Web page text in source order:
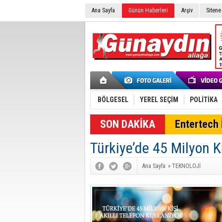
Ana Sayfa Günün Haberleri Arşiv
BÖLGESEL YEREL SEÇİM POLİTİKA
SON DAKİKA Entertech
Türkiye’de 45 Milyon
Ana Sayfa » TEKNOLOJİ